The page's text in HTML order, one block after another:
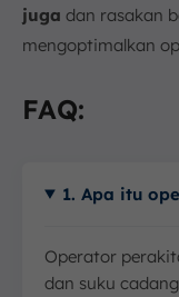
juga dan rasakan
mengoptimalkan
FAQ:
1. Apa itu
Operator
dan suku